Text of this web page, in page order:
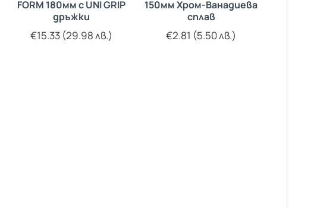
FORM 180мм с UNI GRIP
дръжки
€15.33 (29.98 лв.)
150мм Хром-Ванадиева
сплав
€2.81 (5.50 лв.)